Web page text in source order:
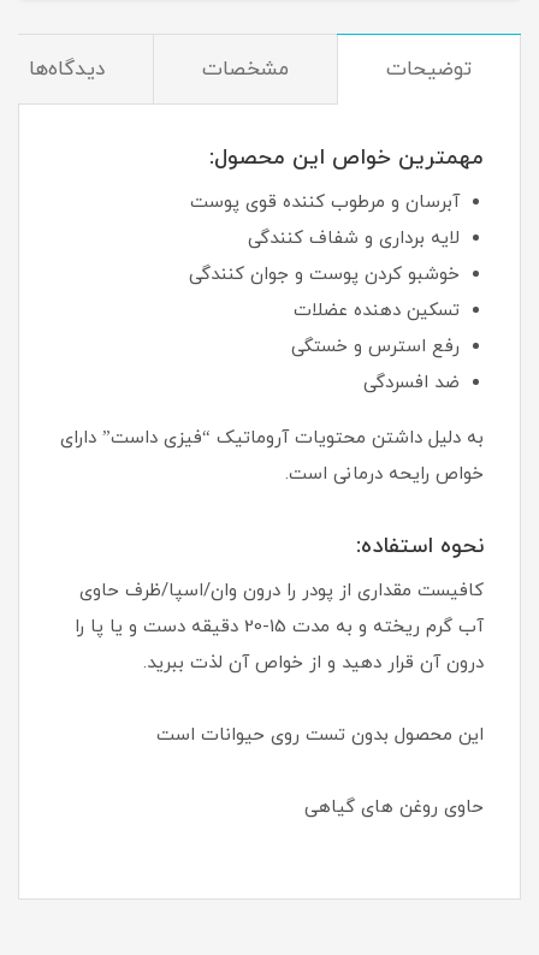
توضیحات مشخصات دیدگاه‌ها
مهمترین خواص این محصول:
آبرسان و مرطوب کننده قوی پوست
لایه برداری و شفاف کنندگی
خوشبو کردن پوست و جوان کنندگی
تسکین دهنده عضلات
رفع استرس و خستگی
ضد افسردگی
به دلیل داشتن محتویات آروماتیک “فیزی داست” دارای
خواص رایحه درمانی است.
نحوه استفاده:
کافیست مقداری از پودر را درون وان/اسپا/ظرف حاوی
آب گرم ریخته و به مدت 15-20 دقیقه دست و یا پا را
درون آن قرار دهید و از خواص آن لذت ببرید.
این محصول بدون تست روی حیوانات است
حاوی روغن های گیاهی